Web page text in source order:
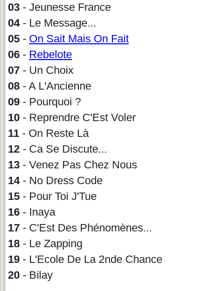
03 - Jeunesse France
04- Le Message...
05 - On Sait Mais On Fait
06 - Rebelote
07 - Un Choix
08 - A L'Ancienne
09 - Pourquoi ?
10 - Reprendre C'Est Voler
11 - On Reste Là
12 - Ca Se Discute...
13 - Venez Pas Chez Nous
14- No Dress Code
15 - Pour Toi J'Tue
16 - Inaya
17 - C'Est Des Phénomènes...
18 - Le Zapping
19 - L'Ecole De La 2nde Chance
20 - Bilay